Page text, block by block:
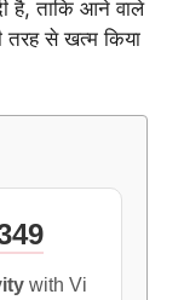
है, ताकि आने वाले
तरह से खत्म किया
with Vi